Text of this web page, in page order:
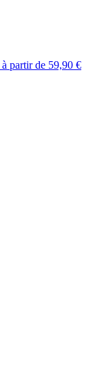
à partir de 59,90 €